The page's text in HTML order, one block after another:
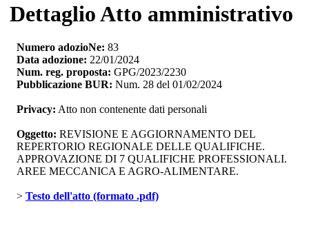
Dettaglio Atto amministrativo
Numero adozioNe: 83
Data adozione: 22/01/2024
Num. reg. proposta: GPG/2023/2230
Pubblicazione BUR: Num. 28 del 01/02/2024
Privacy: Atto non contenente dati personali
Oggetto: REVISIONE E AGGIORNAMENTO DEL
REPERTORIO REGIONALE DELLE QUALIFICHE.
APPROVAZIONE DI 7 QUALIFICHE PROFESSIONALI.
AREE MECCANICA E AGRO-ALIMENTARE.
> Testo dell'atto (formato .pdf)